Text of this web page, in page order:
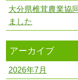
大分県椎茸農業協
ました
アーカイブ
2026年7月